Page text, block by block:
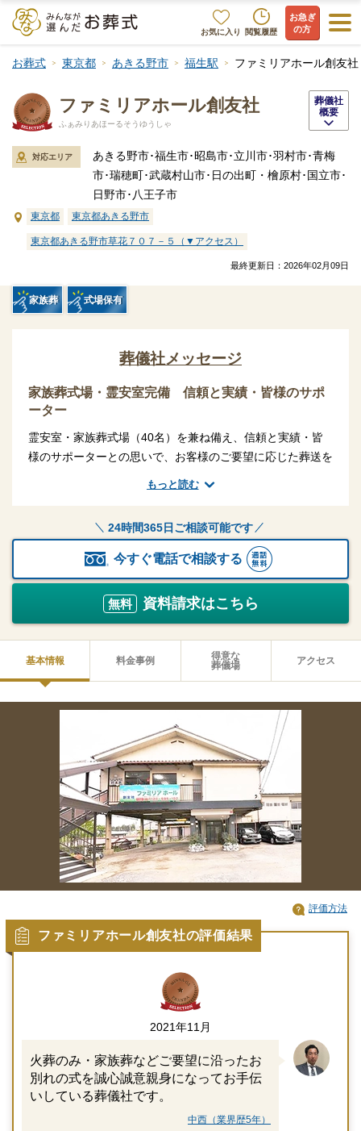
お気に入り 閲覧履歴
お急ぎ
の方
お葬式 東京都 あきる野市 福生駅 ファミリアホール創友社
ファミリアホール創友社
ふぁみりあほーるそうゆうしゃ
対応エリア
あきる野市･福生市･昭島市･立川市･羽村市･青梅
市･瑞穂町･武蔵村山市･日の出町・檜原村･国立市･
日野市･八王子市
東京都 東京都あきる野市
東京都あきる野市草花７０７－５（▼アクセス）
葬儀社
概要
最終更新日： 2026年02月09日
家族葬 式場保有
葬儀社メッセージ
家族葬式場・霊安室完備 信頼と実績・皆様のサポ
ーター
もっと読む
霊安室・家族葬式場（40名）を兼ね備え、信頼と実績・皆
様のサポーターとの思いで、お客様のご要望に応じた葬送を
真心でお手伝いさせて頂きます。
病院等のお迎え(無料）から、海洋散骨なども自社で対応し
ております。
24時間365日ご相談可能です
今すぐ電話で相談する
無料 資料請求はこちら
基本情報 料金事例
得意な
葬儀場
アクセス
ファミリアホール創友社の評価結果
評価方法
2021年11月
火葬のみ・家族葬などご要望に沿ったお
別れの式を誠心誠意親身になってお手伝
いしている葬儀社です。
中西（業界歴5年）